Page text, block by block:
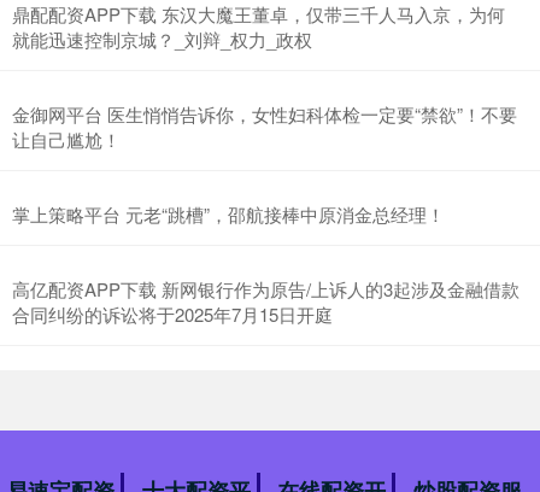
鼎配配资APP下载 东汉大魔王董卓，仅带三千人马入京，为何
就能迅速控制京城？_刘辩_权力_政权
金御网平台 医生悄悄告诉你，女性妇科体检一定要“禁欲”！不要
让自己尴尬！
掌上策略平台 元老“跳槽”，邵航接棒中原消金总经理！
高亿配资APP下载 新网银行作为原告/上诉人的3起涉及金融借款
合同纠纷的诉讼将于2025年7月15日开庭